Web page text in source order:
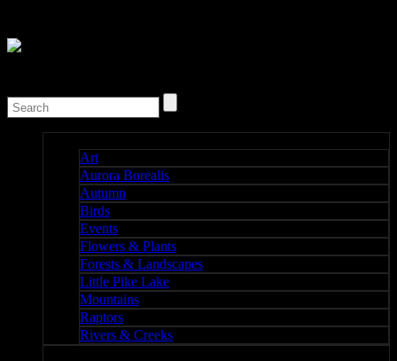
Art
Aurora Borealis
Autumn
Birds
Events
Flowers & Plants
Forests & Landscapes
Little Pike Lake
Mountains
Raptors
Rivers & Creeks